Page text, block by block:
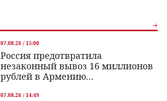
07.08.26 / 15:00
Россия предотвратила
незаконный вывоз 16 миллионов
рублей в Армению...
07.08.26 / 14:49